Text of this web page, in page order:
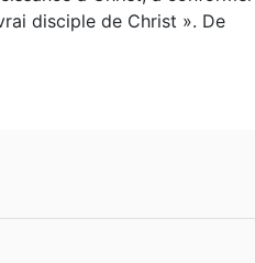
disciple de Christ ». De